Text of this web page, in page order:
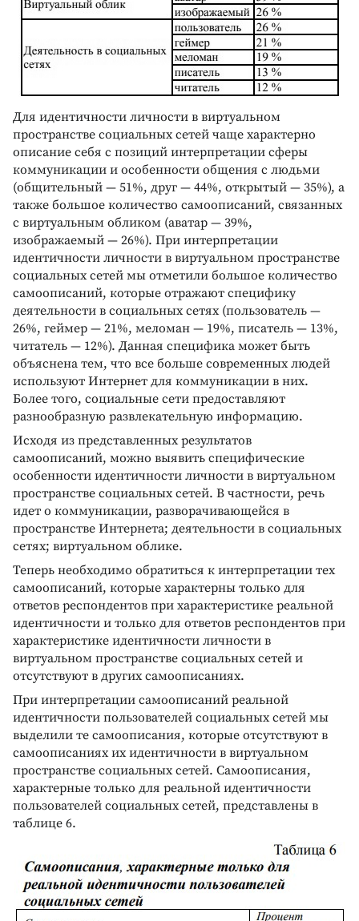
Для идентичности личности в виртуальном
пространстве социальных сетей чаще характерно
описание себя с позиций интерпретации сферы
коммуникации и особенности общения с людьми
(общительный — 51%, друг — 44%, открытый — 35%), а
также большое количество самоописаний, связанных
с виртуальным обликом (аватар — 39%,
изображаемый — 26%). При интерпретации
идентичности личности в виртуальном пространстве
социальных сетей мы отметили большое количество
самоописаний, которые отражают специфику
деятельности в социальных сетях (пользователь —
26%, геймер — 21%, меломан — 19%, писатель — 13%,
читатель — 12%). Данная специфика может быть
объяснена тем, что все больше современных людей
используют Интернет для коммуникации в них.
Более того, социальные сети предоставляют
разнообразную развлекательную информацию.
Исходя из представленных результатов
самоописаний, можно выявить специфические
особенности идентичности личности в виртуальном
пространстве социальных сетей. В частности, речь
идет о коммуникации, разворачивающейся в
пространстве Интернета; деятельности в социальных
сетях; виртуальном облике.
Теперь необходимо обратиться к интерпретации тех
самоописаний, которые характерны только для
ответов респондентов при характеристике реальной
идентичности и только для ответов респондентов при
характеристике идентичности личности в
виртуальном пространстве социальных сетей и
отсутствуют в других самоописаниях.
При интерпретации самоописаний реальной
идентичности пользователей социальных сетей мы
выделили те самоописания, которые отсутствуют в
самоописаниях их идентичности в виртуальном
пространстве социальных сетей. Самоописания,
характерные только для реальной идентичности
пользователей социальных сетей, представлены в
таблице 6.